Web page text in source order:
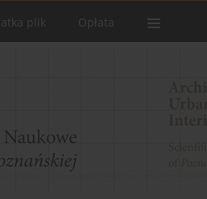
plik Opłata